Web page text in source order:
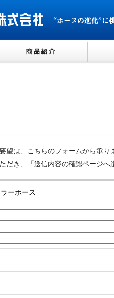
望は、こちらのフォームから承り
だき、「送信内容の確認ページへ